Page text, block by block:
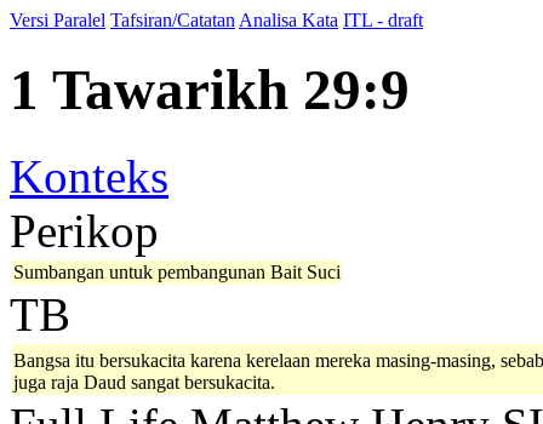
Versi Paralel Tafsiran/Catatan Analisa Kata ITL - draft
1 Tawarikh 29:9
Konteks
Perikop
Sumbangan untuk pembangunan Bait Suci
TB
Bangsa itu bersukacita karena kerelaan mereka masing-masing,
juga raja Daud sangat bersukacita.